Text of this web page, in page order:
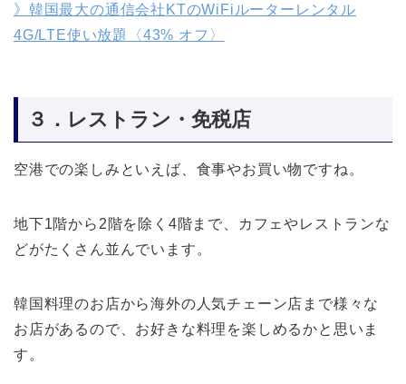
》韓国最大の通信会社KTのWiFiルーターレンタル
4G/LTE使い放題〈43% オフ〉
３．レストラン・免税店
空港での楽しみといえば、食事やお買い物ですね。
地下1階から2階を除く4階まで、カフェやレストランな
どがたくさん並んでいます。
韓国料理のお店から海外の人気チェーン店まで様々な
お店があるので、お好きな料理を楽しめるかと思いま
す。